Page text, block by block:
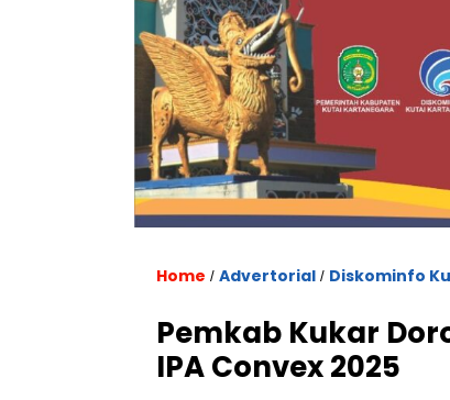
Home / Advertorial / Diskominfo
Pemkab Kukar
IPA Convex 2025